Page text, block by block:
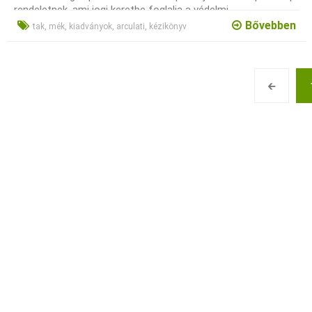
rendeletnek, ami jogi keretbe foglalja a védelmi
szempontokat és eszközöket.
tak, mék, kiadványok, arculati, kézikönyv Bővebben
🡰